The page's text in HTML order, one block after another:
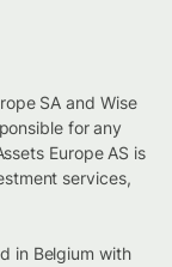
SA and Wise
for any
Europe AS is
services,
in Belgium with